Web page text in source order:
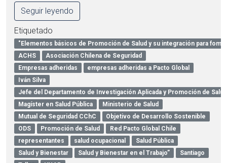
Seguir leyendo
Etiquetado
"Elementos básicos de Promoción de Salud y su integración para
ACHS
Asociación Chilena de Seguridad
Empresas adheridas
empresas adheridas a Pacto Global
Iván Silva
Jefe del Departamento de Investigación Aplicada y Promoción de
Magíster en Salud Pública
Ministerio de Salud
Mutual de Seguridad CChC
Objetivo de Desarrollo Sostenible
ODS
Promoción de Salud
Red Pacto Global Chile
representantes
salud ocupacional
Salud Pública
Salud y Bienestar
Salud y Bienestar en el Trabajo”
Santiago